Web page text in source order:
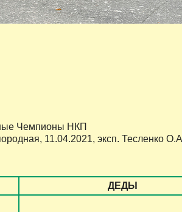
Чемпионы НКП
11.04.2021, эксп. Тесленко
ДЕДЫ